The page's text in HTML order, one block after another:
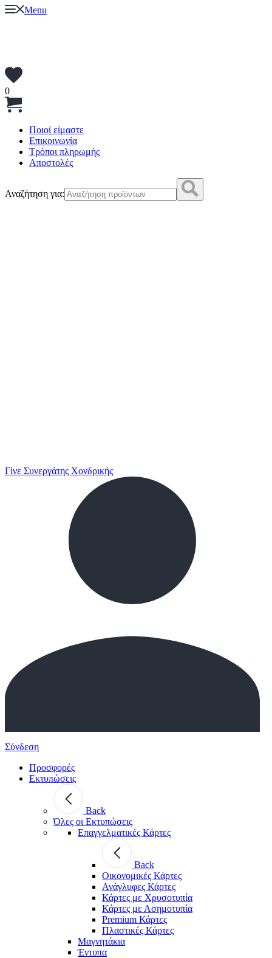
Menu
0
Ποιοί είμαστε
Επικοινωνία
Τρόποι πληρωμής
Αποστολές
Αναζήτηση για:
Γίνε Συνεργάτης Χονδρικής
Σύνδεση
Προσφορές
Εκτυπώσεις
Back
Όλες οι Εκτυπώσεις
Επαγγελματικές Κάρτες
Back
Οικονομικές Κάρτες
Ανάγλυφες Κάρτες
Κάρτες με Χρυσοτυπία
Κάρτες με Ασημοτυπία
Premium Κάρτες
Πλαστικές Κάρτες
Μαγνητάκια
Έντυπα